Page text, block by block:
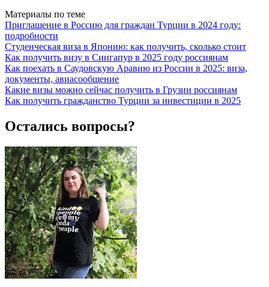
Материалы по теме
Приглашение в Россию для граждан Турции в 2024 году:
подробности
Студенческая виза в Японию: как получить, сколько стоит
Как получить визу в Сингапур в 2025 году россиянам
Как поехать в Саудовскую Аравию из России в 2025: виза,
документы, авиасообщение
Какие визы можно сейчас получить в Грузии россиянам
Как получить гражданство Турции за инвестиции в 2025
Остались вопросы?